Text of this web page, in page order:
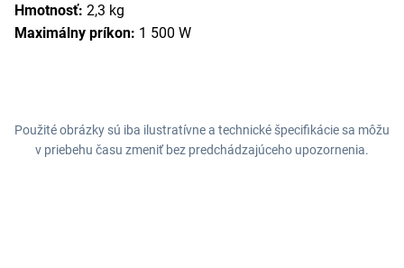
Hmotnosť: 2,3 kg
Maximálny príkon: 1 500 W
Použité obrázky sú iba ilustratívne a technické špecifikácie sa môžu
v priebehu času zmeniť bez predchádzajúceho upozornenia.